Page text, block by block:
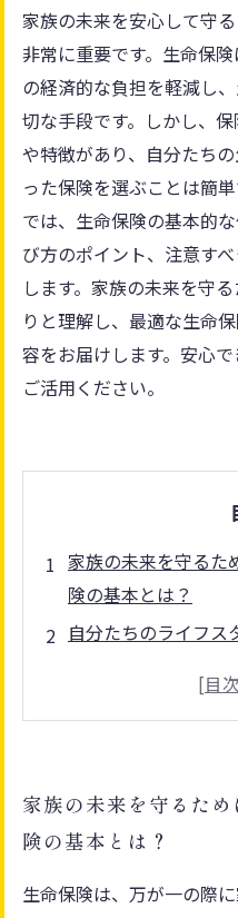
家族の未来を安心して守
非常に重要です。生命保
の経済的な負担を軽減し
切な手段です。しかし、
や特徴があり、自分たち
った保険を選ぶことは簡
では、生命保険の基本的
び方のポイント、注意す
します。家族の未来を守
りと理解し、最適な生命
容をお届けします。安心
ご活用ください。
家族の未来を守るた
険の基本とは？
自分たちのライフス
生命保険で押さえる
く方法
家族の未来を守った
日々とは？
家族の未来を守るた
険の基本とは？
生命保険は、万が一の際